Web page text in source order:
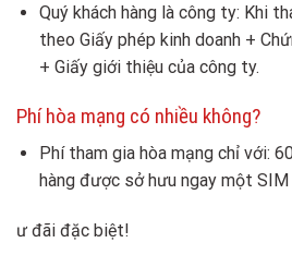
Quý khách hàng là công ty: Khi
theo Giấy phép kinh doanh +
+ Giấy giới thiệu của công ty.
Phí hòa mạng có nhiều không?
Phí tham gia hòa mạng chỉ với:
hàng được sở hưu ngay một SIM
ư đãi đặc biệt!